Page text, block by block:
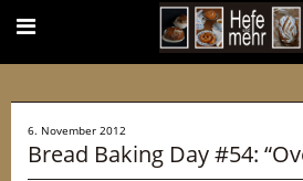
6. November 2012
Bread Baking Day #54: